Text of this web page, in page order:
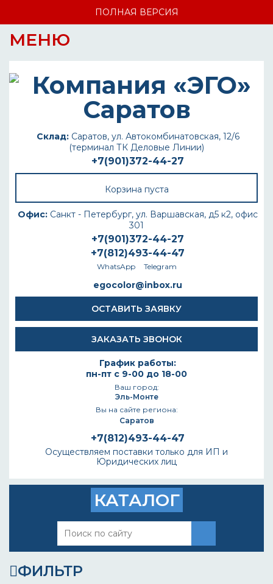
ПОЛНАЯ ВЕРСИЯ
МЕНЮ
Склад:Саратов, ул. Автокомбинатовская, 12/6
(терминал ТК Деловые Линии)
+7(901)372-44-27
Корзина пуста
Офис: Санкт - Петербург, ул. Варшавская, д5 к2, офис
301
+7(901)372-44-27
+7(812)493-44-47
WhatsApp Telegram
egocolor@inbox.ru
ОСТАВИТЬ ЗАЯВКУ
ЗАКАЗАТЬ ЗВОНОК
График работы:
пн-пт с 9-00 до 18-00
Ваш город:
Эль-Монте
Вы на сайте региона:
Саратов
+7(812)493-44-47
Осуществляем поставки только для ИП и
Юридических лиц
КАТАЛОГ
ФИЛЬТР